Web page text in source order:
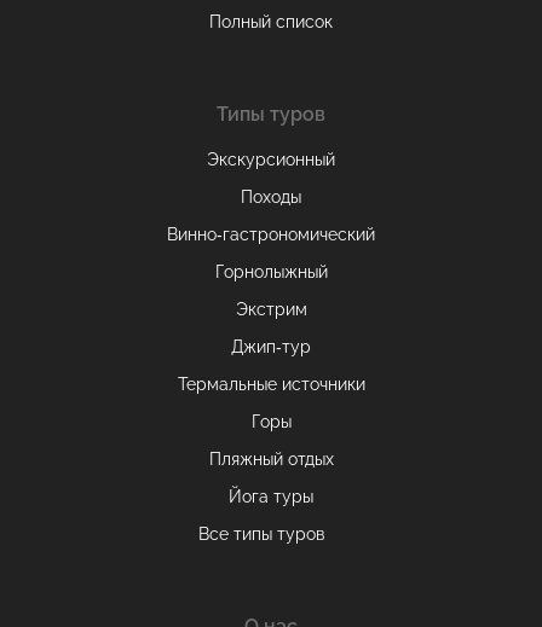
Полный список
Типы туров
Экскурсионный
Походы
Винно-гастрономический
Горнолыжный
Экстрим
Джип-тур
Термальные источники
Горы
Пляжный отдых
Йога туры
Все типы туров